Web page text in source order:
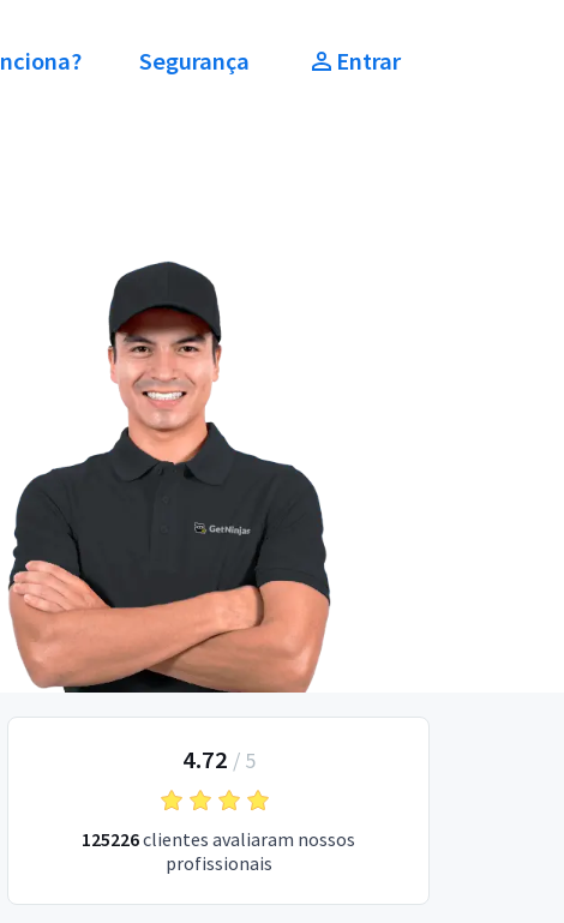
Segurança Entrar
4.72 / 5
125226clientes avaliaram nossos
profissionais